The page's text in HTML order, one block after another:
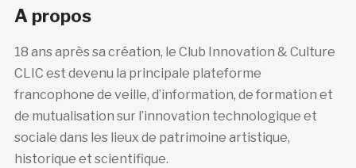
A propos
18 ans après sa création, le Club Innovation & Culture
CLIC est devenu la principale plateforme
francophone de veille, d’information, de formation et
de mutualisation sur l’innovation technologique et
sociale dans les lieux de patrimoine artistique,
historique et scientifique.